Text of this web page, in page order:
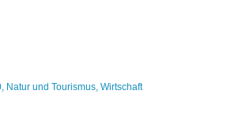
, Natur und Tourismus,Wirtschaft